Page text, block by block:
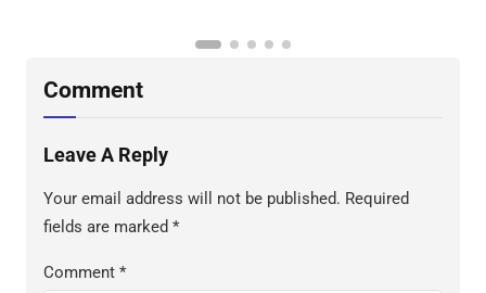
Comment
Leave A Reply
Your email address will not be published. Required
fields are marked *
Comment *